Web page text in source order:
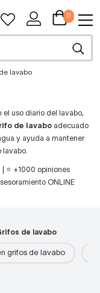
0
lavabo
el uso diario del lavabo,
de lavabo adecuado
y ayuda a mantener
lavabo.
⭐ +1000 opiniones
ONLINE
de lavabo
grifos de lavabo